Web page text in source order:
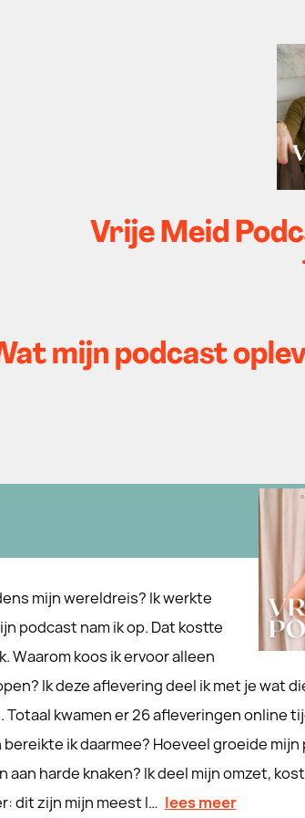
Vrije Meid
mijn podcast
mijn wereldreis? Ik werkte
podcast nam ik op. Dat kostte
Waarom koos ik ervoor alleen
Ik deze aflevering deel ik met je wat
kwamen er 26 afleveringen online
ik daarmee? Hoeveel groeide
aan harde knaken? Ik deel mijn omzet,
dit zijn mijn meest l… lees meer